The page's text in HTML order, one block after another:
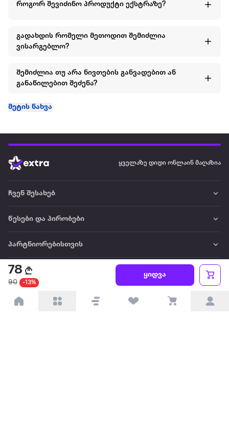
78
90 -13%
ყიდვა
როგორ შევიძინო პროდუქტი ექსტრაზე?
გადახდის რომელი მეთოდით შემიძლია
ვისარგებლო?
შემიძლია თუ არა ნივთების განვადებით ან
განაწილებით შეძენა?
მეტის ნახვა
ყველაზე დიდი ონლაინ მაღაზია
ჩვენ შესახებ
წესები და პირობები
პარტნიორებისთვის
ტრენდული
პოპულარული